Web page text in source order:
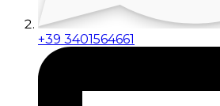
+39 3401564661